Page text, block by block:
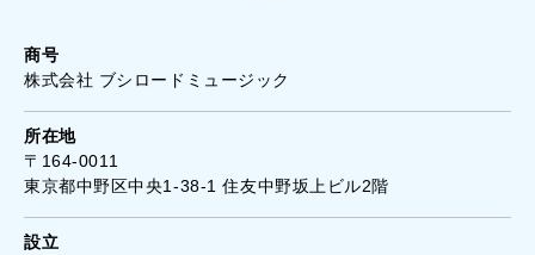
商号
株式会社 ブシロードミュージック
所在地
〒164-0011
東京都中野区中央1-38-1 住友中野坂上ビル2階
設立